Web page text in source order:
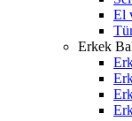
El
Erkek